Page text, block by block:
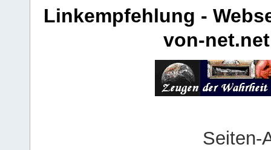
Linkempfehlung -
von-net.net
Seiten-